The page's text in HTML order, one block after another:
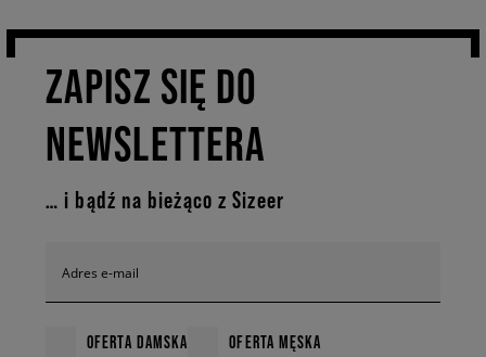
ZAPISZ SIĘ DO
NEWSLETTERA
… i bądź na bieżąco z Sizeer
Adres e-mail
OFERTA DAMSKA OFERTA MĘSKA